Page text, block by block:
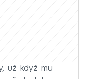
už když mu